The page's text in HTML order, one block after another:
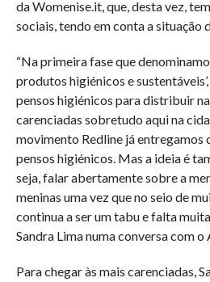
da Womenise.it, que, desta vez,
sociais, tendo em conta a situação
“Na primeira fase que
produtos higiénicos e
pensos higiénicos para distribuir
carenciadas sobretudo aqui na
movimento Redline já entregamos
pensos higiénicos. Mas a ideia é
seja, falar abertamente sobre a
meninas uma vez que no seio de
continua a ser um tabu e falta
Sandra Lima numa conversa com
Para chegar às mais carenciadas,